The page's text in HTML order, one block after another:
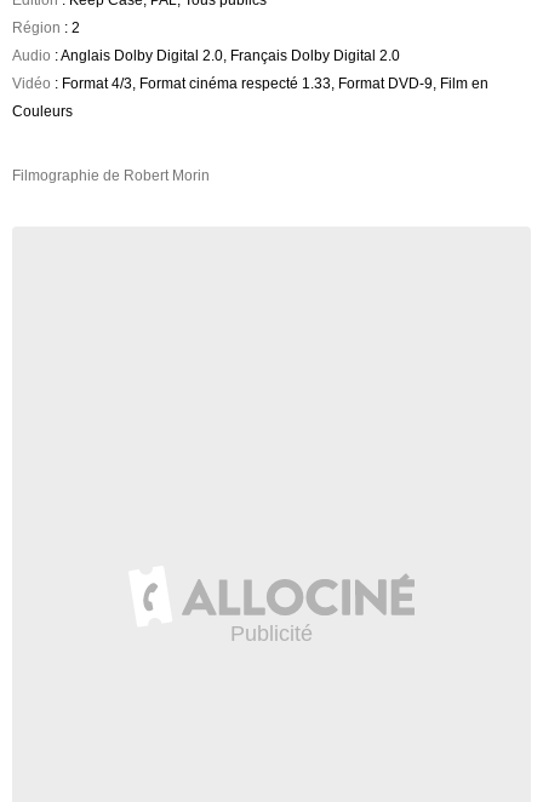
Région : 2
Audio : Anglais Dolby Digital 2.0, Français Dolby Digital 2.0
Vidéo : Format 4/3, Format cinéma respecté 1.33, Format DVD-9, Film en
Couleurs
Filmographie de Robert Morin